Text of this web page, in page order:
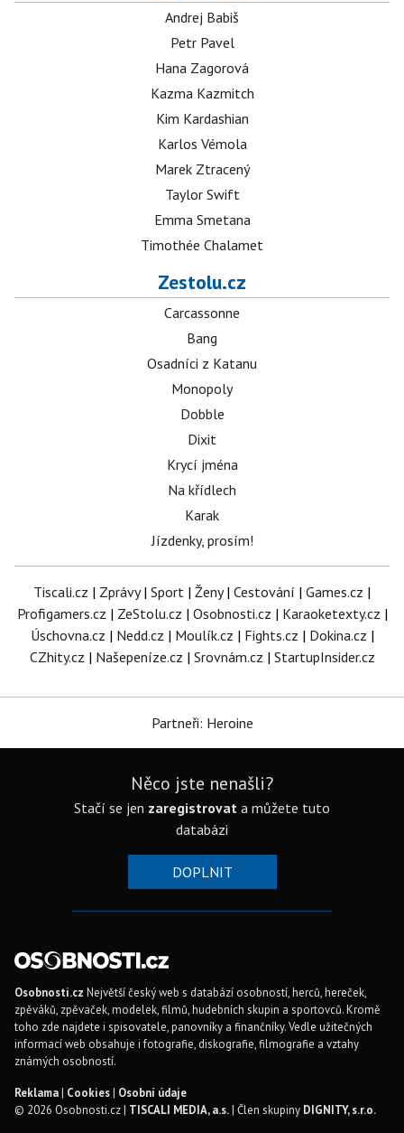
Andrej Babiš
Petr Pavel
Hana Zagorová
Kazma Kazmitch
Kim Kardashian
Karlos Vémola
Marek Ztracený
Taylor Swift
Emma Smetana
Timothée Chalamet
Zestolu.cz
Carcassonne
Bang
Osadníci z Katanu
Monopoly
Dobble
Dixit
Krycí jména
Na křídlech
Karak
Jízdenky, prosím!
Tiscali.cz | Zprávy| Sport | Ženy| Cestování | Games.cz |
Profigamers.cz | ZeStolu.cz | Osobnosti.cz | Karaoketexty.cz |
Úschovna.cz | Nedd.cz | Moulík.cz | Fights.cz | Dokina.cz |
CZhity.cz | Našepeníze.cz | Srovnám.cz | StartupInsider.cz
Partneři: Heroine
Něco jste nenašli?
Stačí se jen zaregistrovat a můžete tuto
databázi
DOPLNIT
Osobnosti.cz Největší český web s databází osobností, herců, hereček,
zpěváků, zpěvaček, modelek, filmů, hudebních skupin a sportovců. Kromě
toho zde najdete i spisovatele, panovníky a finančníky. Vedle užitečných
informací web obsahuje i fotografie, diskografie, filmografie a vztahy
známých osobností.
Reklama| Cookies| Osobní údaje
© 2026 Osobnosti.cz | TISCALI MEDIA, a.s.| Člen skupiny DIGNITY, s.r.o.